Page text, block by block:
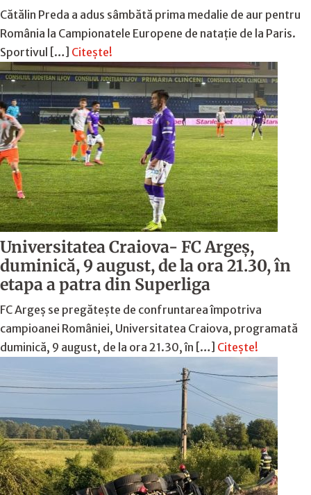
Cătălin Preda a adus sâmbătă prima medalie de aur pentru
România la Campionatele Europene de natație de la Paris.
Sportivul […] Citește!
Universitatea Craiova- FC Argeș,
duminică, 9 august, de la ora 21.30, în
etapa a patra din Superliga
FC Argeș se pregătește de confruntarea împotriva
campioanei României, Universitatea Craiova, programată
duminică, 9 august, de la ora 21.30, în […] Citește!